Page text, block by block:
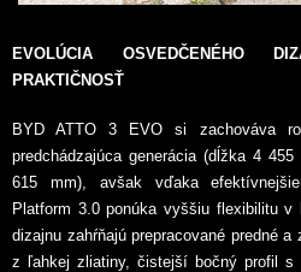
EVOLÚCIA OSVEDČENÉHO
PRAKTIČNOSŤ
BYD ATTO 3 EVO si zachováva
predchádzajúca generácia (dĺžka 4
615 mm), avšak vďaka
Platform 3.0 ponúka vyššiu flexibilitu v
dizajnu zahŕňajú prepracované predné
z ľahkej zliatiny, čistejší bočný profil s